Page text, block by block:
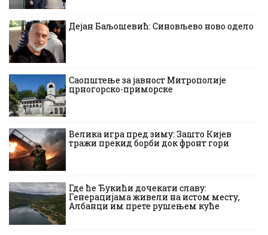
Дејан Баљошевић: Синовљево ново одело
Саопштење за јавност Митрополије
црногорско-приморске
Велика игра пред зиму: Зашто Кијев
тражи прекид борби док фронт гори
Где ће Ђукићи дочекати славу:
Генерацијама живели на истом месту,
Албанци им прете рушењем куће